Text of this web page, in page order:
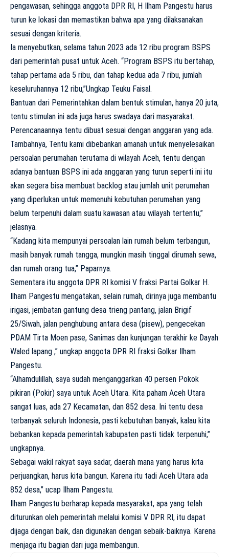
pengawasan, sehingga anggota DPR RI, H Ilham Pangestu harus
turun ke lokasi dan memastikan bahwa apa yang dilaksanakan
sesuai dengan kriteria.
Ia menyebutkan, selama tahun 2023 ada 12 ribu program BSPS
dari pemerintah pusat untuk Aceh. “Program BSPS itu bertahap,
tahap pertama ada 5 ribu, dan tahap kedua ada 7 ribu, jumlah
keseluruhannya 12 ribu,”Ungkap Teuku Faisal.
Bantuan dari Pemerintahkan dalam bentuk stimulan, hanya 20 juta,
tentu stimulan ini ada juga harus swadaya dari masyarakat.
Perencanaannya tentu dibuat sesuai dengan anggaran yang ada.
Tambahnya, Tentu kami dibebankan amanah untuk menyelesaikan
persoalan perumahan terutama di wilayah Aceh, tentu dengan
adanya bantuan BSPS ini ada anggaran yang turun seperti ini itu
akan segera bisa membuat backlog atau jumlah unit perumahan
yang diperlukan untuk memenuhi kebutuhan perumahan yang
belum terpenuhi dalam suatu kawasan atau wilayah tertentu,”
jelasnya.
“Kadang kita mempunyai persoalan lain rumah belum terbangun,
masih banyak rumah tangga, mungkin masih tinggal dirumah sewa,
dan rumah orang tua,” Paparnya.
Sementara itu anggota DPR RI komisi V fraksi Partai Golkar H.
Ilham Pangestu mengatakan, selain rumah, dirinya juga membantu
irigasi, jembatan gantung desa trieng pantang, jalan Brigif
25/Siwah, jalan penghubung antara desa (pisew), pengecekan
PDAM Tirta Moen pase, Sanimas dan kunjungan terakhir ke Dayah
Waled lapang ,” ungkap anggota DPR RI fraksi Golkar Ilham
Pangestu.
“Alhamdulillah, saya sudah menganggarkan 40 persen Pokok
pikiran (Pokir) saya untuk Aceh Utara. Kita paham Aceh Utara
sangat luas, ada 27 Kecamatan, dan 852 desa. Ini tentu desa
terbanyak seluruh Indonesia, pasti kebutuhan banyak, kalau kita
bebankan kepada pemerintah kabupaten pasti tidak terpenuhi,”
ungkapnya.
Sebagai wakil rakyat saya sadar, daerah mana yang harus kita
perjuangkan, harus kita bangun. Karena itu tadi Aceh Utara ada
852 desa,” ucap Ilham Pangestu.
Ilham Pangestu berharap kepada masyarakat, apa yang telah
diturunkan oleh pemerintah melalui komisi V DPR RI, itu dapat
dijaga dengan baik, dan digunakan dengan sebaik-baiknya. Karena
menjaga itu bagian dari juga membangun.